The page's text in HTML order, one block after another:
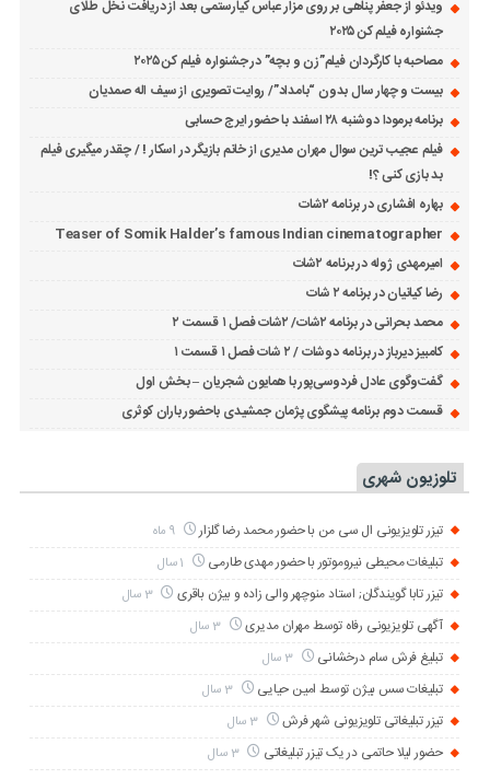
ویدئو از جعفر پناهی بر روی مزار عباس کیارستمی بعد از دریافت نخل طلای
جشنواره فیلم کن ۲۰۲۵
مصاحبه با کارگردان فیلم”زن و بچه” در جشنواره فیلم کن ۲۰۲۵
بیست و چهار سال بدون “بامداد”/ روایت تصویری از سیف اله صمدیان
برنامه برمودا دوشنبه ۲۸ اسفند با حضور ایرج حسابی
فیلم عجیب ترین سوال مهران مدیری از خانم بازیگر در اسکار ! / چقدر میگیری فیلم
بد بازی کنی ؟!
بهاره افشاری در برنامه ۲شات
Teaser of Somik Halder’s famous Indian cinematographer
امیرمهدی ژوله در برنامه ۲شات
رضا کیانیان در برنامه ۲ شات
محمد بحرانی در برنامه ۲شات/ ۲شات فصل ۱ قسمت ۲
کامبیز دیرباز در برنامه دوشات / ۲ شات فصل ۱ قسمت ۱
گفت‌وگوی عادل فردوسی‌پور با همایون شجریان – بخش اول
قسمت دوم برنامه پیشگوی پژمان جمشیدی باحضور باران کوثری
تلوزیون شهری
تیزر تلویزیونی ال سی من با حضور محمد رضا گلزار 9 ماه
تبلیغات محیطی نیروموتور با حضور مهدی طارمی
تیزر تابا گویندگان; استاد منوچهر والی زاده و بیژن باقری 3 سال
آگهی تلویزیونی رفاه توسط مهران مدیری 3 سال
تبلیغ فرش سام درخشانی 3 سال
تبلیغات سس بیژن توسط امین حیایی 3 سال
تیزر تبلیغاتی تلویزیونی شهر فرش 3 سال
حضور لیلا حاتمی در یک تیزر تبلیغاتی 3 سال